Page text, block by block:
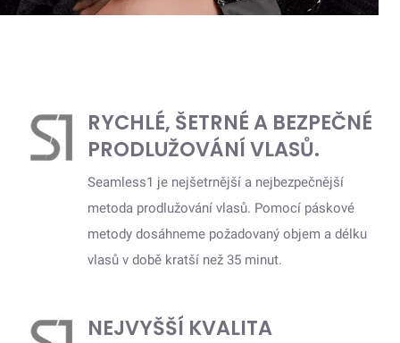
RYCHLÉ, ŠETRNÉ A BEZPEČNÉ
PRODLUŽOVÁNÍ VLASŮ.
Seamless1 je nejšetrnější a nejbezpečnější
metoda prodlužování vlasů. Pomocí páskové
metody dosáhneme požadovaný objem a délku
vlasů v době kratší než 35 minut.
NEJVYŠŠÍ KVALITA